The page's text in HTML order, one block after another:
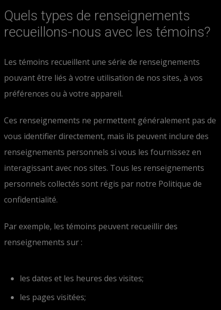
Quels types de renseignements
recueillons-nous avec les témoins?
Les témoins recueillent une série de renseignements
pouvant être liés à votre utilisation de nos sites, à vos
préférences ou à votre appareil.
Ces renseignements ne permettent généralement pas de
vous identifier directement, mais ils peuvent inclure des
renseignements personnels si vous les fournissez en
interagissant avec nos sites. Tous les renseignements
personnels collectés sont régis par notre Politique de
confidentialité.
Par exemple, les témoins peuvent recueillir des
renseignements sur :
les dates et les heures des visites;
les pages visitées;